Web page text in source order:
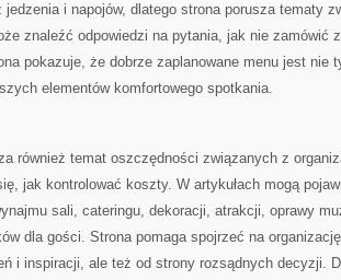
jedzenia i napojów, dlatego strona porusza tematy
znaleźć odpowiedzi na pytania, jak nie zamówić
pokazuje, że dobrze zaplanowane menu jest nie
elementów komfortowego spotkania.
również temat oszczędności związanych z
jak kontrolować koszty. W artykułach mogą
sali, cateringu, dekoracji, atrakcji, oprawy
dla gości. Strona pomaga spojrzeć na
i inspiracji, ale też od strony rozsądnych decyzji.